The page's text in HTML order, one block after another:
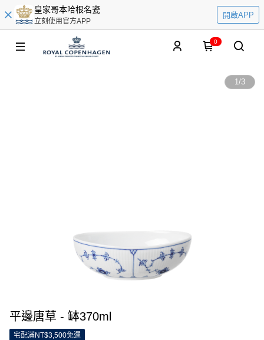
皇家哥本哈根名瓷
立刻使用官方APP
開啟APP
0
1/3
平邊唐草 - 缽370ml
宅配滿NT$3,500免運